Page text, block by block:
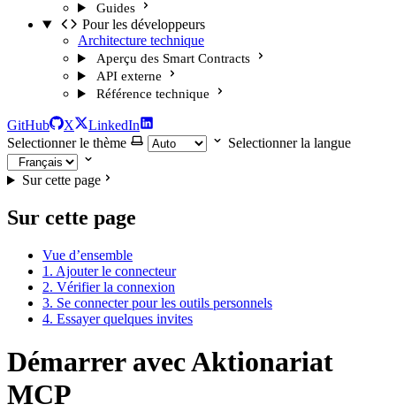
Guides
Pour les développeurs
Architecture technique
Aperçu des Smart Contracts
API externe
Référence technique
GitHub X
LinkedIn
Selectionner le thème
Selectionner la langue
Sur cette page
Sur cette page
Vue d’ensemble
1. Ajouter le connecteur
2. Vérifier la connexion
3. Se connecter pour les outils personnels
4. Essayer quelques invites
Démarrer avec Aktionariat
MCP